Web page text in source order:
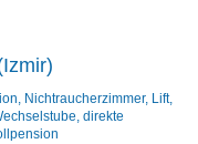
Nichtraucherzimmer, Lift,
direkte